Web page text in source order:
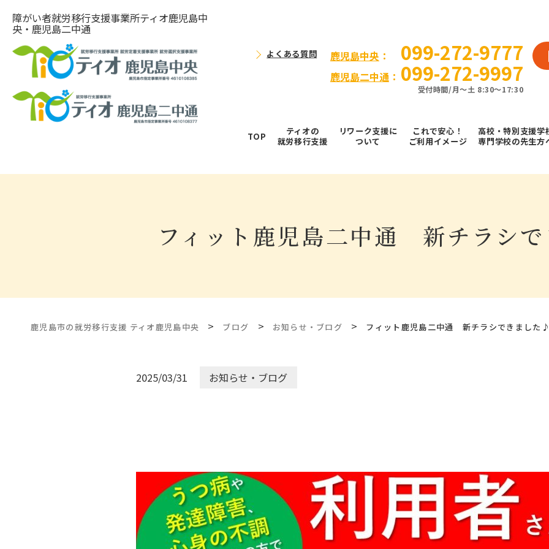
障がい者就労移⾏⽀援事業所ティオ⿅児島中
央・鹿児島二中通
よくある質問 ⿅児島中央 ： 099-272-9777
鹿児島二中通： 099-272-9997
受付時間/⽉〜⼟ 8:30～17:30
TOP
ティオの
就労移⾏⽀援
リワーク支援に
ついて
これで安⼼！
ご利⽤イメージ
高校・特別支援学
専門学校の先生方
フィット鹿児島二中通 新チラシ
鹿児島市の就労移行支援 ティオ鹿児島中央 > ブログ > お知らせ・ブログ > フィット鹿児島二中通 新チラシできました
2025/03/31 お知らせ・ブログ